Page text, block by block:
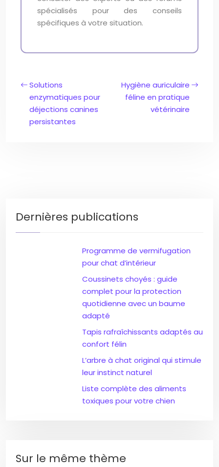
spécialisés pour des conseils
spécifiques à votre situation.
Solutions
enzymatiques pour
déjections canines
persistantes
Hygiène auriculaire
féline en pratique
vétérinaire
Dernières publications
Programme de vermifugation
pour chat d’intérieur
Coussinets choyés : guide
complet pour la protection
quotidienne avec un baume
adapté
Tapis rafraîchissants adaptés au
confort félin
L’arbre à chat original qui stimule
leur instinct naturel
Liste complète des aliments
toxiques pour votre chien
Sur le même thème